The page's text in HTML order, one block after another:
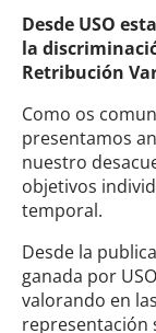
Desde USO
la
Retribución
Como os
presentamos
nuestro
objetivos
temporal.
Desde la
ganada por
valorando en
representación